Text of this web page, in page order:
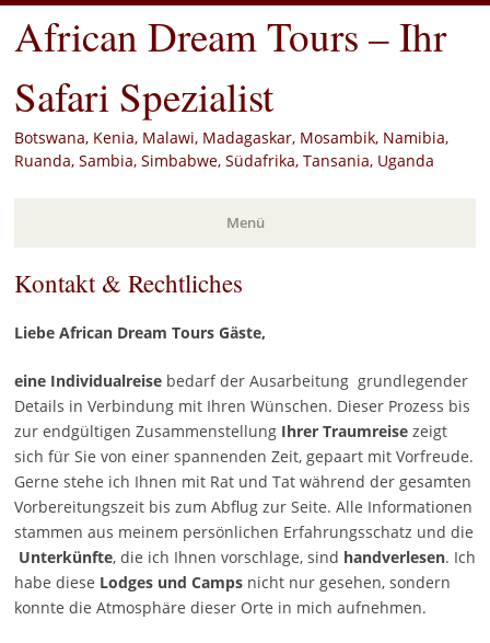
African Dream Tours – Ihr
Safari Spezialist
Botswana, Kenia, Malawi, Madagaskar, Mosambik, Namibia,
Ruanda, Sambia, Simbabwe, Südafrika, Tansania, Uganda
Menü
Zum
springen
Kontakt & Rechtliches
Liebe African Dream Tours Gäste,
eine Individualreise bedarf der Ausarbeitung grundlegender
Details in Verbindung mit Ihren Wünschen. Dieser Prozess bis
zur endgültigen Zusammenstellung Ihrer Traumreisezeigt
sich für Sie von einer spannenden Zeit, gepaart mit Vorfreude.
Gerne stehe ich Ihnen mit Rat und Tat während der gesamten
Vorbereitungszeit bis zum Abflug zur Seite. Alle Informationen
stammen aus meinem persönlichen Erfahrungsschatz und die
Unterkünfte, die ich Ihnen vorschlage, sind handverlesen. Ich
habe diese Lodges und Campsnicht nur gesehen, sondern
konnte die Atmosphäre dieser Orte in mich aufnehmen.